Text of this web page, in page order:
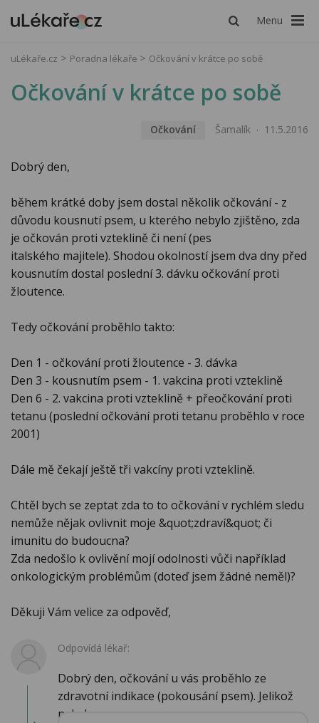
Menu
uLékaře.cz Poradna lékaře Očkování v krátce po sobě
Očkování v krátce po sobě
Očkování Šamalík 11.5.2016
Dobrý den,
během krátké doby jsem dostal několik očkování - z
důvodu kousnutí psem, u kterého nebylo zjištěno, zda
je očkován proti vzteklině či není (pes
italského majitele). Shodou okolností jsem dva dny před
kousnutím dostal poslední 3. dávku očkování proti
žloutence.
Tedy očkování proběhlo takto:
Den 1 - očkování proti žloutence - 3. dávka
Den 3 - kousnutím psem - 1. vakcina proti vzteklině
Den 6 - 2. vakcina proti vzteklině + přeočkování proti
tetanu (poslední očkování proti tetanu proběhlo v roce
2001)
Dále mě čekají ještě tři vakcíny proti vzteklině.
Chtěl bych se zeptat zda to to očkování v rychlém sledu
nemůže nějak ovlivnit moje &quot;zdraví&quot; či
imunitu do budoucna?
Zda nedošlo k ovlivění mojí odolnosti vůči například
onkologickým problémům (doteď jsem žádné neměl)?
Děkuji Vám velice za odpověď,
Odpovídá lékař:
Dobrý den, očkování u vás proběhlo ze
zdravotní indikace (pokousání psem). Jelikož
nebylo ...